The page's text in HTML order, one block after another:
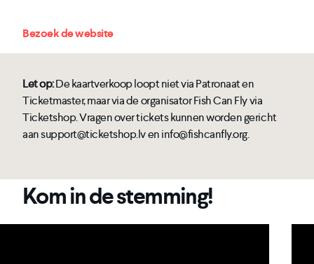
Bezoek de website
Let op:De kaartverkoop loopt niet via Patronaat en
Ticketmaster, maar via de organisator Fish Can Fly via
Ticketshop. Vragen over tickets kunnen worden gericht
aan support@ticketshop.lv en info@fishcanfly.org.
Kom in de stemming!